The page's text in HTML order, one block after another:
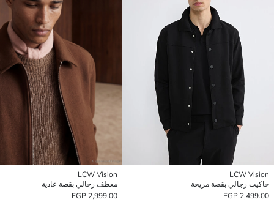
LCW Vision
جاكيت رجالي بقصة مريحة
2,499.00 EGP
LCW Vision
معطف رجالي بقصة عادية
2,999.00 EGP